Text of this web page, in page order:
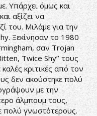
Υπάρχει όμως και
αξίζει να
του. Μιλάμε για την
Ξεκίνησαν το 1980
σαν Trojan
Twice Shy’’ τους
κριτικές από τον
δεν ακούστηκε πολύ
με την
άλμπουμ τους,
πολύ γνωστότερους.